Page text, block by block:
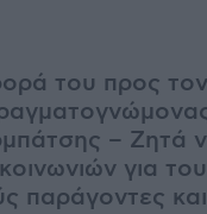
του προς
– Ζητά
για
παράγοντες